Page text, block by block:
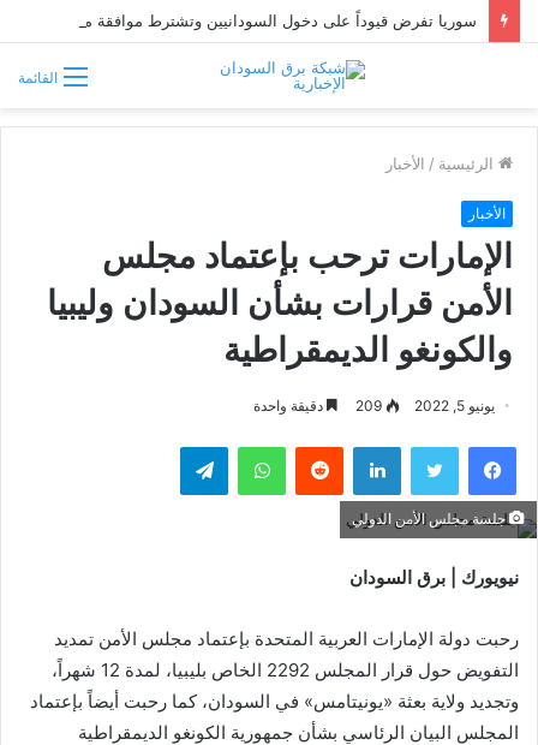
القائمة
الرئيسية / الأخبار
الأخبار
الإمارات ترحب بإعتماد مجلس
الأمن قرارات بشأن السودان وليبيا
والكونغو الديمقراطية
يونيو 5, 2022 209 دقيقة واحدة
فيسبوك تويتر لينكدإن واتساب تيلقرام
جلسة مجلس الأمن الدولي
نيويورك | برق السودان
رحبت دولة الإمارات العربية المتحدة بإعتماد مجلس الأمن تمديد
التفويض حول قرار المجلس 2292 الخاص بليبيا، لمدة 12 شهراً،
وتجديد ولاية بعثة «يونيتامس» في السودان، كما رحبت أيضاً بإعتماد
المجلس البيان الرئاسي بشأن جمهورية الكونغو الديمقراطية